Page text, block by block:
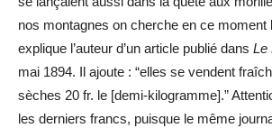
nos montagnes on cherche en ce moment
explique l’auteur d’un article publié dans Le
mai 1894. Il ajoute : “elles se vendent
sèches 20 fr. le [demi-kilogramme].”
les derniers francs, puisque le même